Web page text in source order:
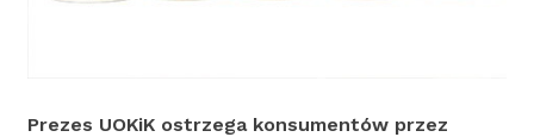
Prezes UOKiK ostrzega konsumentów przez